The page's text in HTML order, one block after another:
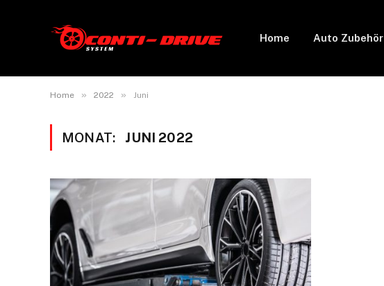
Home Auto Zubehör
Home » 2022 » Juni
MONAT: JUNI 2022